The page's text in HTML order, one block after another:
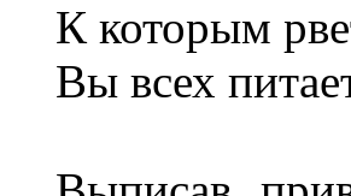
К которым
Вы всех